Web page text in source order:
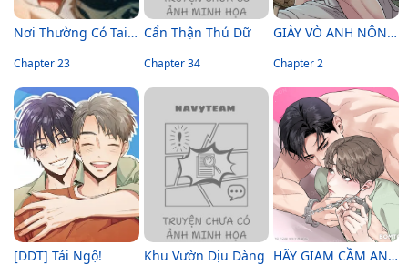
Nơi Thường Có Tai Nạn
Chapter 23
Cẩn Thận Thú Dữ
Chapter 34
GIÀY VÒ ANH NÔNG DÂN HẰNG ĐÊM
Chapter 2
[DDT] Tái Ngộ! Khu Vườn Dịu Dàng HÃY GIAM CẦM ANH ĐI!